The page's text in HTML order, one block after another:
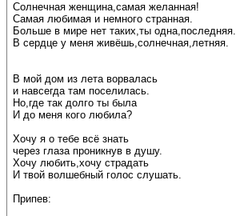
Солнечная женщина,самая желанная!
Самая любимая и немного странная.
Больше в мире нет таких,ты одна,последняя.
В сердце у меня живёшь,солнечная,летняя.
В мой дом из лета ворвалась
и навсегда там поселилась.
Но,где так долго ты была
И до меня кого любила?
Хочу я о тебе всё знать
через глаза проникнув в душу.
Хочу любить,хочу страдать
И твой волшебный голос слушать.
Припев: